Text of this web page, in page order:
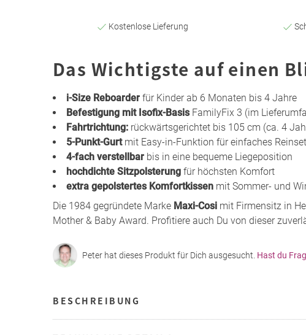
Kostenlose Lieferung
Das Wichtigste auf einen
i-Size Reboarder für Kinder ab 6 Monaten bis 4 Jahre
Befestigung mit Isofix-BasisFamilyFix 3 (im
Fahrtrichtung: rückwärtsgerichtet bis 105 cm (ca. 4
5-Punkt-Gurtmit Easy-in-Funktion für einfaches
4-fach verstellbar bis in eine bequeme Liegeposition
hochdichte Sitzpolsterung für höchsten Komfort
extra gepolstertes Komfortkissen mit Sommer- und
Die 1984 gegründete Marke Maxi-Cosi mit Firmensitz in
Mother & Baby Award. Profitiere auch Du von dieser
Peter hat dieses Produkt für Dich ausgesucht. Hast du
BESCHREIBUNG